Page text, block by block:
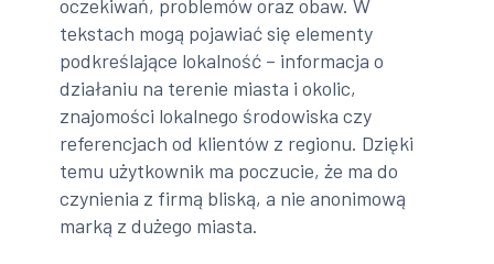
oczekiwań, problemów oraz obaw. W
tekstach mogą pojawiać się elementy
podkreślające lokalność – informacja o
działaniu na terenie miasta i okolic,
znajomości lokalnego środowiska czy
referencjach od klientów z regionu. Dzięki
temu użytkownik ma poczucie, że ma do
czynienia z firmą bliską, a nie anonimową
marką z dużego miasta.